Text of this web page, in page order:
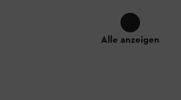
Alle anzeigen